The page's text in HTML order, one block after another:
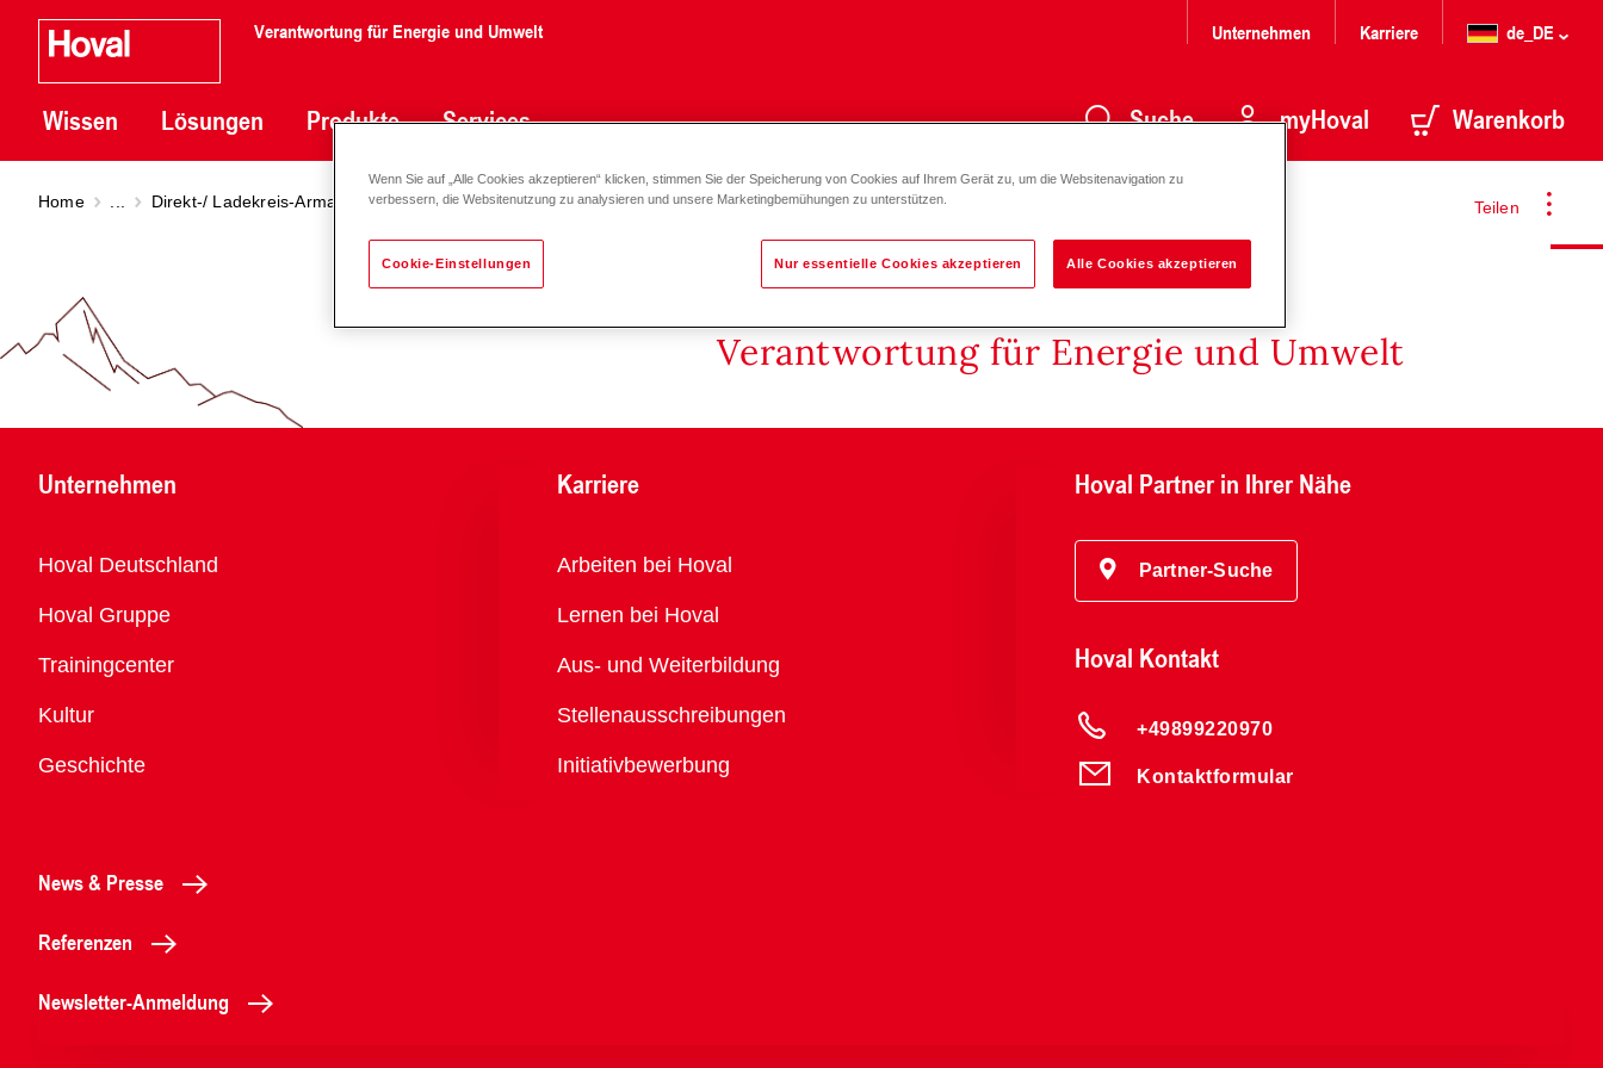
Verantwortung für Energie und Umwelt
Wissen Lösungen Produkte Services
Unternehmen Karriere de_DE
Suche myHoval Warenkorb
Teilen
Home Direkt-/ Ladekreis-Armaturengruppen DN 20 - 50 LG/HA-Gruppe Direkt-/ Ladekreis DN 20
Verantwortung für Energie und Umwelt
Unternehmen
Übersicht
Hoval Deutschland
Hoval Gruppe
Trainingcenter
Kultur
Geschichte
Karriere
Übersicht
Arbeiten bei Hoval
Lernen bei Hoval
Aus- und Weiterbildung
Stellenausschreibungen
Initiativbewerbung
Hoval Partner in Ihrer Nähe
Partner-Suche
Hoval Kontakt
+49899220970
Kontaktformular
News & Presse
Referenzen
Newsletter-Anmeldung
Wenn Sie auf „Alle Cookies akzeptieren“ klicken, stimmen Sie der Speicherung von Cookies auf Ihrem Gerät zu, um die Websitenavigation zu
verbessern, die Websitenutzung zu analysieren und unsere Marketingbemühungen zu unterstützen.
Cookie-Einstellungen Nur essentielle Cookies akzeptieren Alle Cookies akzeptieren